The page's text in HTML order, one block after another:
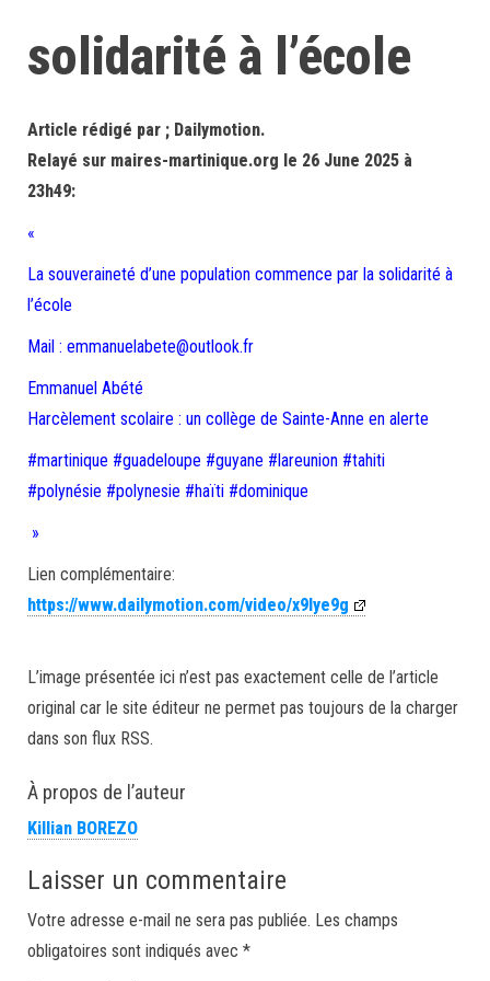
solidarité à l’école
Article rédigé par ; Dailymotion.
Relayé sur maires-martinique.org le 26 June 2025 à
23h49:
«
La souveraineté d’une population commence par la solidarité à
l’école
Mail : emmanuelabete@outlook.fr
Emmanuel Abété
Harcèlement scolaire : un collège de Sainte-Anne en alerte
#martinique #guadeloupe #guyane #lareunion #tahiti
#polynésie #polynesie #haïti #dominique
»
Lien complémentaire:
https://www.dailymotion.com/video/x9lye9g
L’image présentée ici n’est pas exactement celle de l’article
original car le site éditeur ne permet pas toujours de la charger
dans son flux RSS.
À propos de l’auteur
Killian BOREZO
Laisser un commentaire
Votre adresse e-mail ne sera pas publiée. Les champs
obligatoires sont indiqués avec *